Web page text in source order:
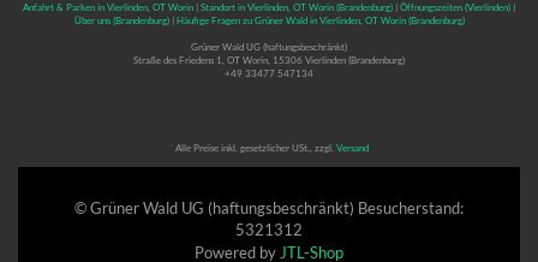
Anfahrt & Parken in Vierlinden, OT Worin | Standort in Vierlinden, OT Worin (Brandenburg) | Öffnungszeiten (Vierlinden) |
Über uns (Brandenburg) | Häufige Fragen zu Grüner Wald in Vierlinden, OT Worin (Brandenburg)
Grüner Wald UG (haftungsbeschränkt)
Straße des Friedens 1, OT Worin, 15306 Vierlinden (Brandenburg)
+49 33477 547134
Alle Preise inkl. gesetzlicher USt., zzgl. Versand
© Grüner Wald UG (haftungsbeschränkt) Besucherstand:
5321312
Powered byJTL-Shop